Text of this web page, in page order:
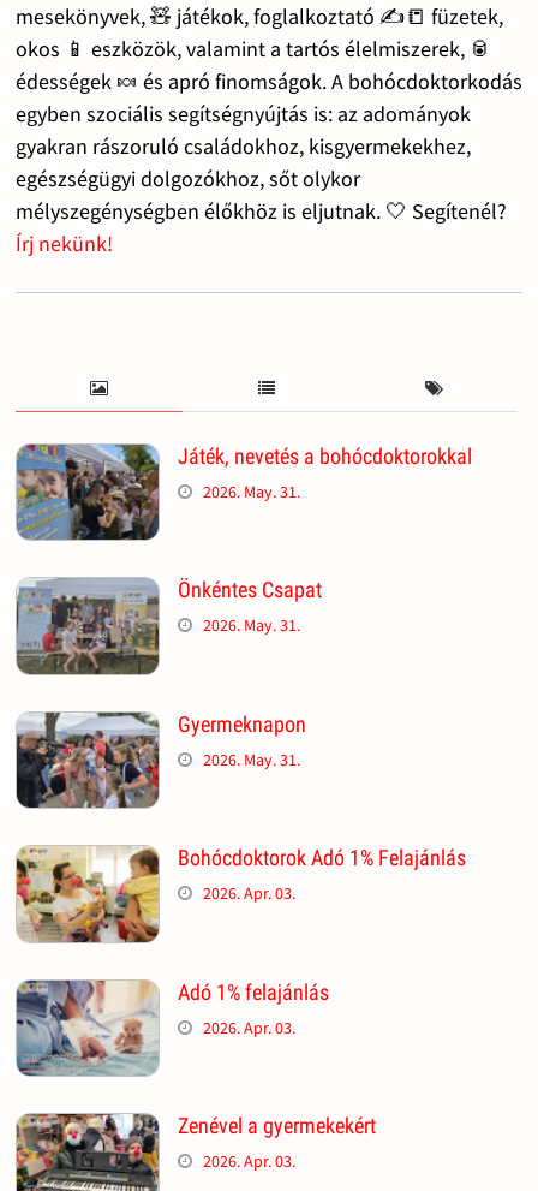
mesekönyvek, 🧸 játékok, foglalkoztató ✍️📒 füzetek,
okos 📱 eszközök, valamint a tartós élelmiszerek, 🥫
édességek 🍬 és apró finomságok. A bohócdoktorkodás
egyben szociális segítségnyújtás is: az adományok
gyakran rászoruló családokhoz, kisgyermekekhez,
egészségügyi dolgozókhoz, sőt olykor
mélyszegénységben élőkhöz is eljutnak. 🤍 Segítenél?
Írj nekünk!
Játék, nevetés a bohócdoktorokkal
2026. May. 31.
Önkéntes Csapat
2026. May. 31.
Gyermeknapon
2026. May. 31.
Bohócdoktorok Adó 1% Felajánlás
2026. Apr. 03.
Adó 1% felajánlás
2026. Apr. 03.
Zenével a gyermekekért
2026. Apr. 03.